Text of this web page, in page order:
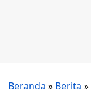
Beranda » Berita »